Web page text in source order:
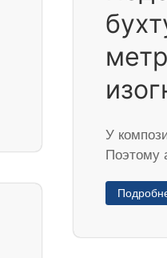
У
Поэтому